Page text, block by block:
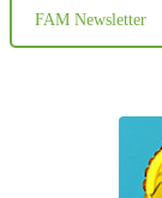
FAM Newsletter